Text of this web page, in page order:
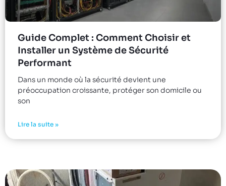
Guide Complet : Comment Choisir et
Installer un Système de Sécurité
Performant
Dans un monde où la sécurité devient une
préoccupation croissante, protéger son domicile ou
son
Lire la suite »